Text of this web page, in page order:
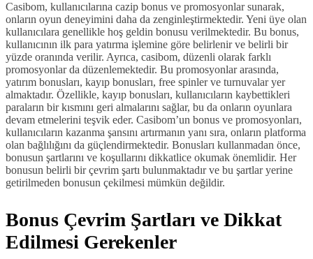
Casibom, kullanıcılarına cazip bonus ve promosyonlar sunarak,
onların oyun deneyimini daha da zenginleştirmektedir. Yeni üye olan
kullanıcılara genellikle hoş geldin bonusu verilmektedir. Bu bonus,
kullanıcının ilk para yatırma işlemine göre belirlenir ve belirli bir
yüzde oranında verilir. Ayrıca, casibom, düzenli olarak farklı
promosyonlar da düzenlemektedir. Bu promosyonlar arasında,
yatırım bonusları, kayıp bonusları, free spinler ve turnuvalar yer
almaktadır. Özellikle, kayıp bonusları, kullanıcıların kaybettikleri
paraların bir kısmını geri almalarını sağlar, bu da onların oyunlara
devam etmelerini teşvik eder. Casibom’un bonus ve promosyonları,
kullanıcıların kazanma şansını artırmanın yanı sıra, onların platforma
olan bağlılığını da güçlendirmektedir. Bonusları kullanmadan önce,
bonusun şartlarını ve koşullarını dikkatlice okumak önemlidir. Her
bonusun belirli bir çevrim şartı bulunmaktadır ve bu şartlar yerine
getirilmeden bonusun çekilmesi mümkün değildir.
Bonus Çevrim Şartları ve Dikkat
Edilmesi Gerekenler